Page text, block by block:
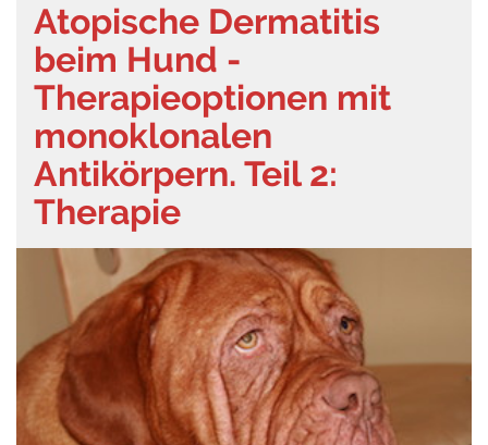
Atopische Dermatitis
beim Hund -
Therapieoptionen mit
monoklonalen
Antikörpern. Teil 2:
Therapie